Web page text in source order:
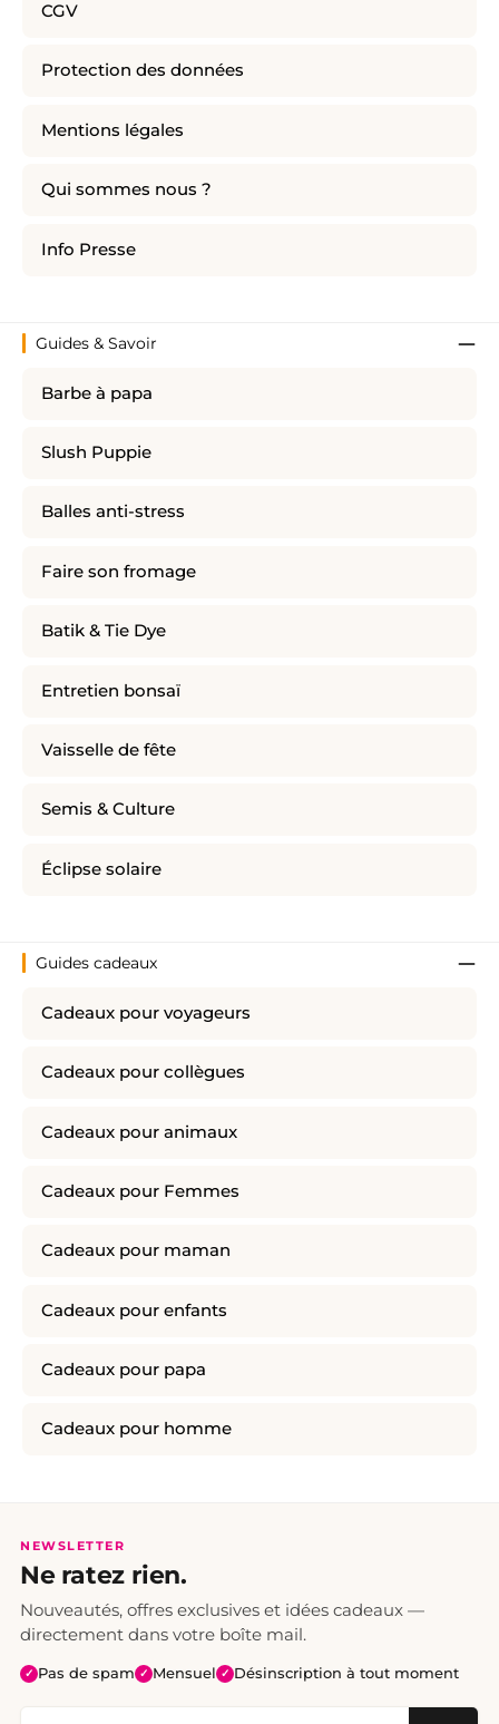
CGV
Protection des données
Mentions légales
Qui sommes nous ?
Info Presse
Guides & Savoir
Barbe à papa
Slush Puppie
Balles anti-stress
Faire son fromage
Batik & Tie Dye
Entretien bonsaï
Vaisselle de fête
Semis & Culture
Éclipse solaire
Guides cadeaux
Cadeaux pour voyageurs
Cadeaux pour collègues
Cadeaux pour animaux
Cadeaux pour Femmes
Cadeaux pour maman
Cadeaux pour enfants
Cadeaux pour papa
Cadeaux pour homme
NEWSLETTER
Ne ratez rien.
Nouveautés, offres exclusives et idées cadeaux —
directement dans votre boîte mail.
✓ Pas de spam ✓ Mensuel ✓ Désinscription à tout moment